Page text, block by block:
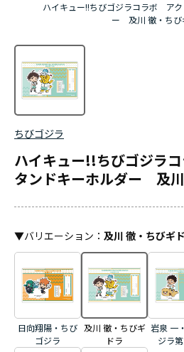
ハイキュー!!ちびゴジラコラボ ア
ー 及川 徹・ちび
ちびゴジラ
ハイキュー!!ちびゴジラ
タンドキーホルダー 及
▼バリエーション ： 及川 徹・ちびギ
日向翔陽・ちび
ゴジラ
及川 徹・ちびギ
ドラ
岩泉 一
ジラ